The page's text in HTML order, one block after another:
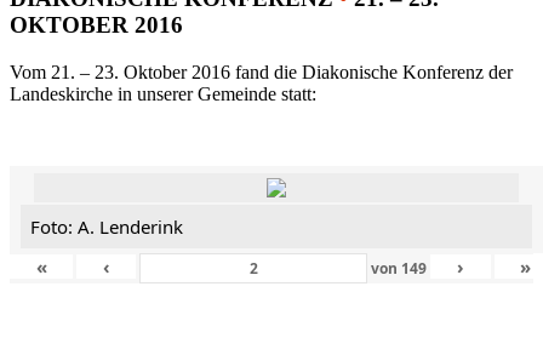
OKTOBER 2016
Vom 21. – 23. Oktober 2016 fand die Diakonische Konferenz der
Landeskirche in unserer Gemeinde statt:
Foto: A. Lenderink
«
‹ von 149 › »